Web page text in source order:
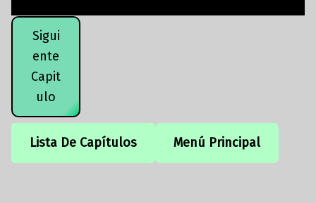
Sigui
ente
Capit
ulo
Lista De Capítulos Menú Principal